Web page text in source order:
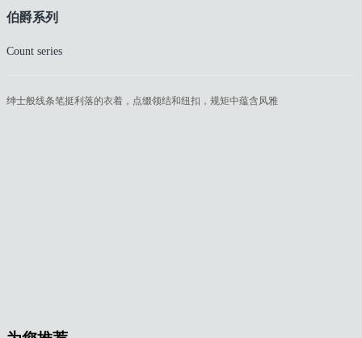
伯爵系列
Count series
绅士般线条笔挺利落的衣着，点缀领结和纽扣，规矩中蕴含风雅